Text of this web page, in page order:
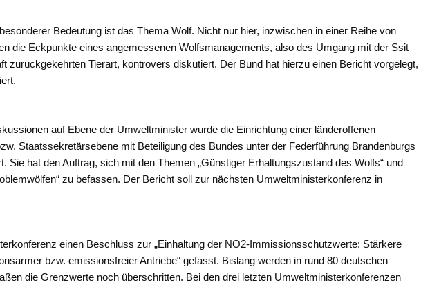
Bedeutung ist das Thema Wolf. Nicht nur hier, inzwischen in einer Reihe von
die Eckpunkte eines angemessenen Wolfsmanagements, also des Umgang mit der Ssit
zurückgekehrten Tierart, kontrovers diskutiert. Der Bund hat hierzu einen Bericht vorgelegt,
auf Ebene der Umweltminister wurde die Einrichtung einer länderoffenen
Staatssekretärsebene mit Beteiligung des Bundes unter der Federführung Brandenburgs
Sie hat den Auftrag, sich mit den Themen „Günstiger Erhaltungszustand des Wolfs“ und
zu befassen. Der Bericht soll zur nächsten Umweltministerkonferenz in
einen Beschluss zur „Einhaltung der NO2-Immissionsschutzwerte: Stärkere
bzw. emissionsfreier Antriebe“ gefasst. Bislang werden in rund 80 deutschen
die Grenzwerte noch überschritten. Bei den drei letzten Umweltministerkonferenzen